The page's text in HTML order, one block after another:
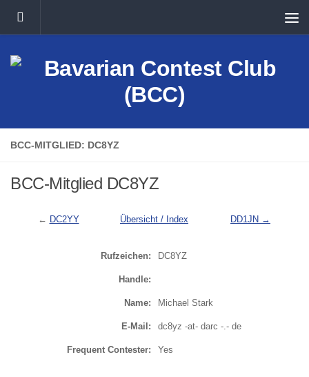
Unter dem Inhalt
BCC-MITGLIED: DC8YZ
BCC-Mitglied DC8YZ
← DC2YY Übersicht / Index DD1JN →
Rufzeichen: DC8YZ
Handle:
Name: Michael Stark
E-Mail: dc8yz -at- darc -.- de
Frequent Contester: Yes